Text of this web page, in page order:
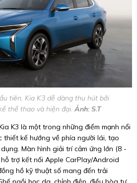
tiên, Kia K3 dễ dàng thu hút bởi
thể thao và hiện đại.Ảnh: S.T
K3 là một trong những điểm mạnh nổi
thiết kế hướng về phía người lái, tạo
Màn hình giải trí cảm ứng lớn (8 -
trợ kết nối Apple CarPlay/Android
hồ kỹ thuật số mang đến trải